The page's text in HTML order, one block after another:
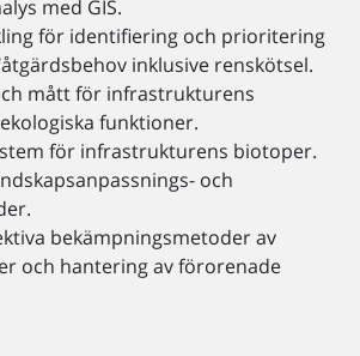
med GIS.
för identifiering och prioritering
inklusive renskötsel.
mått för infrastrukturens
funktioner.
för infrastrukturens biotoper.
och
bekämpningsmetoder av
och hantering av förorenade